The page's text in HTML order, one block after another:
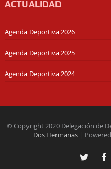
ACTUALIDAD
Agenda Deportiva 2026
Agenda Deportiva 2025
Agenda Deportiva 2024
© Copyright 2020 Delegación de
Dos Hermanas |